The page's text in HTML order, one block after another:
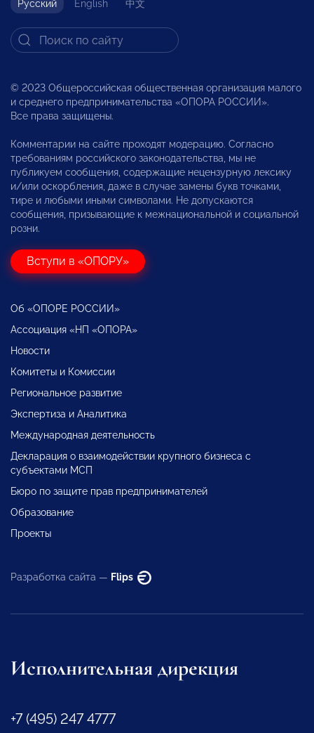
Русский English 中文
© 2023 Общероссийская общественная организация малого
и среднего предпринимательства «ОПОРА РОССИИ».
Все права защищены.
Комментарии на сайте проходят модерацию. Согласно
требованиям российского законодательства, мы не
публикуем сообщения, содержащие нецензурную лексику
и/или оскорбления, даже в случае замены букв точками,
тире и любыми иными символами. Не допускаются
сообщения, призывающие к межнациональной и социальной
розни.
Вступи в «ОПОРУ»
Об «ОПОРЕ РОССИИ»
Ассоциация «НП «ОПОРА»
Новости
Комитеты и Комиссии
Региональное развитие
Экспертиза и Аналитика
Международная деятельность
Декларация о взаимодействии крупного бизнеса с
субъектами МСП
Бюро по защите прав предпринимателей
Образование
Проекты
Разработка сайта — Flips
Исполнительная дирекция
+7 (495) 247 4777